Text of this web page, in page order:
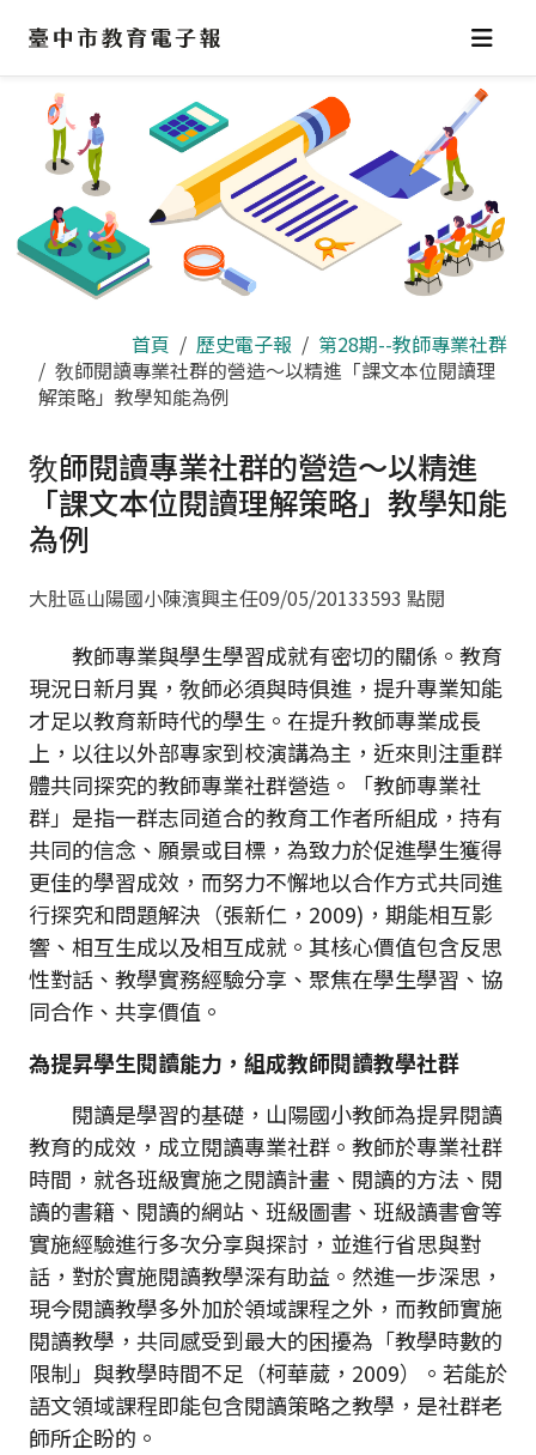
區
首頁 歷史電子報
第28期--教師專業社群
敎師閱讀專業社群的營造～以精進「課文本位閱讀理
解策略」教學知能為例
敎師閱讀專業社群的營造～以精進
「課文本位閱讀理解策略」教學知能
為例
大肚區山陽國小陳濱興主任09/05/20133593 點閱
教師專業與學生學習成就有密切的關係。教育
現況日新月異，敎師必須與時俱進，提升專業知能
才足以教育新時代的學生。在提升教師專業成長
上，以往以外部專家到校演講為主，近來則注重群
體共同探究的教師專業社群營造。「教師專業社
群」是指一群志同道合的教育工作者所組成，持有
共同的信念、願景或目標，為致力於促進學生獲得
更佳的學習成效，而努力不懈地以合作方式共同進
行探究和問題解決（張新仁，2009)，期能相互影
響、相互生成以及相互成就。其核心價值包含反思
性對話、教學實務經驗分享、聚焦在學生學習、協
同合作、共享價值。
為提昇學生閱讀能力，組成教師閱讀教學社群
閱讀是學習的基礎，山陽國小教師為提昇閱讀
教育的成效，成立閱讀專業社群。教師於專業社群
時間，就各班級實施之閱讀計畫、閱讀的方法、閱
讀的書籍、閱讀的網站、班級圖書、班級讀書會等
實施經驗進行多次分享與探討，並進行省思與對
話，對於實施閱讀教學深有助益。然進一步深思，
現今閱讀教學多外加於領域課程之外，而教師實施
閱讀教學，共同感受到最大的困擾為「教學時數的
限制」與教學時間不足（柯華葳，2009）。若能於
語文領域課程即能包含閱讀策略之教學，是社群老
師所企盼的。